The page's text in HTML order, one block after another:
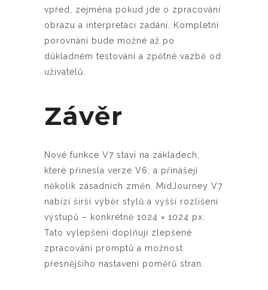
vpřed, zejména pokud jde o zpracování
obrazu a interpretaci zadání. Kompletní
porovnání bude možné až po
důkladném testování a zpětné vazbě od
uživatelů.
Závěr
Nové funkce V7 staví na základech,
které přinesla verze V6, a přinášejí
několik zásadních změn. MidJourney V7
nabízí širší výběr stylů a vyšší rozlišení
výstupů – konkrétně 1024 × 1024 px.
Tato vylepšení doplňují zlepšené
zpracování promptů a možnost
přesnějšího nastavení poměrů stran.